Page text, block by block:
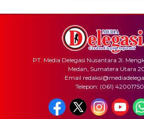
PT. Media Delegasi Nusantara Jl.
Medan, Sumatera Utara
Email
Telepon: (061) 42001750